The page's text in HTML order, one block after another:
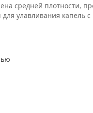
средней плотности,
улавливания капель